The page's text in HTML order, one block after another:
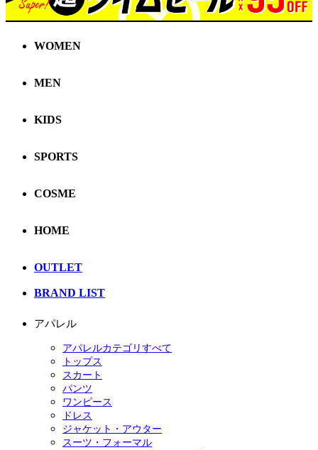
WOMEN
MEN
KIDS
SPORTS
COSME
HOME
OUTLET
BRAND LIST
アパレル
アパレルカテゴリすべて
トップス
スカート
パンツ
ワンピース
ドレス
ジャケット・アウター
スーツ・フォーマル